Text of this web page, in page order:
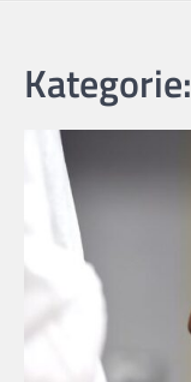
Kategorie: